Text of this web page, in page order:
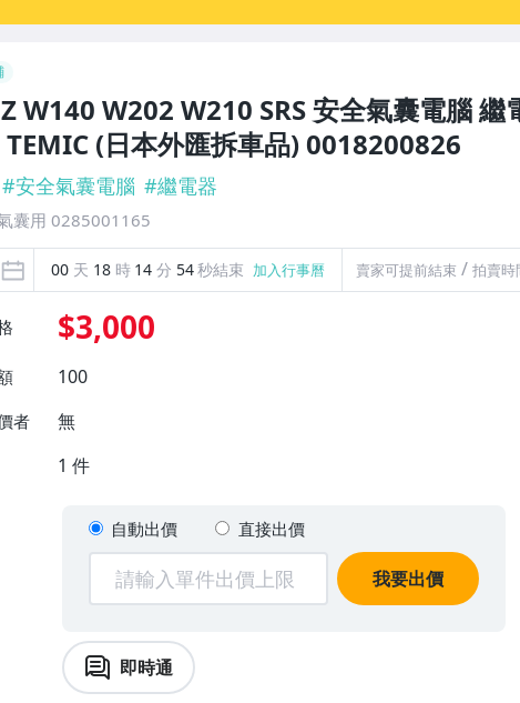
W140 W202 W210 SRS 安全氣囊電腦 繼
TEMIC (日本外匯拆車品) 0018200826
#安全氣囊電腦 #繼電器
囊用 0285001165
00 天 18 時 14 分 52秒結束 加入行事曆 賣家可提前結束 / 拍賣時
$3,000
100
者 無
1 件
自動出價 直接出價
我要出價
即時通